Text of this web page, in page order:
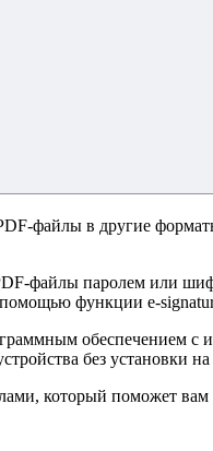
файлы в другие
файлы паролем или
помощью функции e-
обеспечением
без установки
который поможет вам